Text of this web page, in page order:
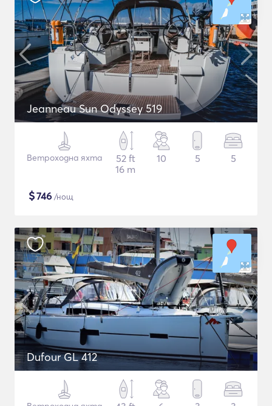
Jeanneau Sun Odyssey 519
Ветроходна яхта
52 ft
16 m
10 5 5
$746 /нощ
Dufour GL 412